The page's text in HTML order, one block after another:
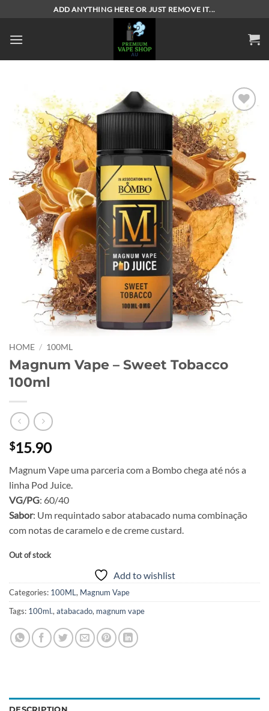
content
ADD ANYTHING HERE OR JUST REMOVE IT...
Add to
wishlist
HOME / 100ML
Magnum Vape – Sweet Tobacco
100ml
$15.90
Magnum Vape uma parceria com a Bombo chega até nós a
linha Pod Juice.
VG/PG: 60/40
Sabor: Um requintado sabor atabacado numa combinação
com notas de caramelo e de creme custard.
Out of stock
Add to wishlist
Categories: 100ML , Magnum Vape
Tags: 100ml., atabacado, magnum vape